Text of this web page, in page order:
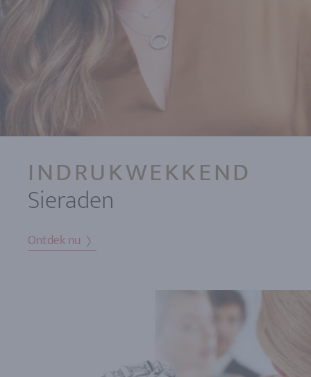
INDRUKWEKKEND
Sieraden
Ontdek nu